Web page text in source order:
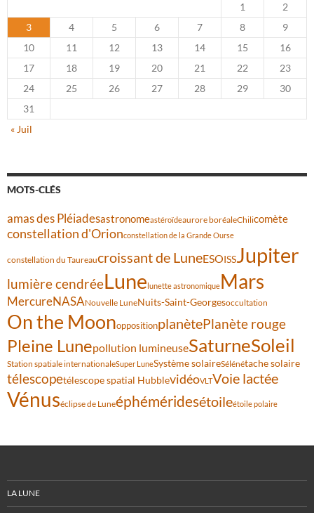
1
2
3
4 5 6 7 8
9
10
11 12 13 14 15
16
17
18 19 20 21 22
23
24
25 26 27 28 29
30
31
« Juil
MOTS-CLÉS
amas des Pléiadesastronomeastéroïdeaurore boréaleChilicomète
constellation d'Orionconstellation de la Grande Ourse
constellation du Taureaucroissant de LuneESOISSJupiter
lumière cendréeLune lunette astronomiqueMars
MercureNASANouvelle LuneNuits-Saint-Georgesoccultation
On the MoonoppositionplanètePlanète rouge
Pleine Lunepollution lumineuseSaturneSoleil
Station spatiale internationaleSuper LuneSystème solaireSélénétache solaire
télescopetélescope spatial HubblevidéoVLTVoie lactée
Vénuséclipse de Luneéphéméridesétoileétoile polaire
LA LUNE